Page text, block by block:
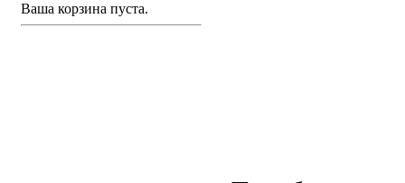
Ваша корзина пуста.